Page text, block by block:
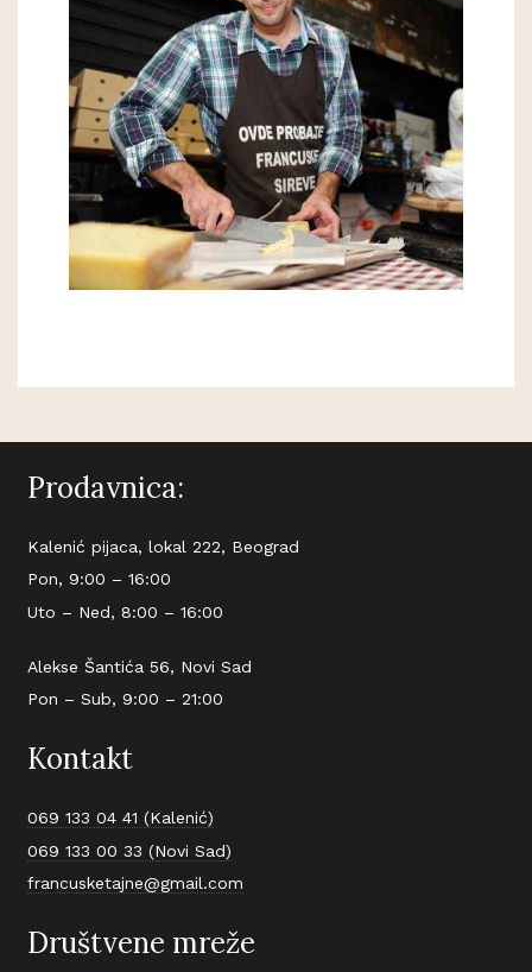
Prodavnica:
Kalenić pijaca, lokal 222, Beograd
Pon, 9:00 – 16:00
Uto – Ned, 8:00 – 16:00
Alekse Šantića 56, Novi Sad
Pon – Sub, 9:00 – 21:00
Kontakt
069 133 04 41 (Kalenić)
069 133 00 33 (Novi Sad)
francusketajne@gmail.com
Društvene mreže